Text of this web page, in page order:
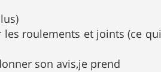
roulements et joints (ce qui
son avis,je prend